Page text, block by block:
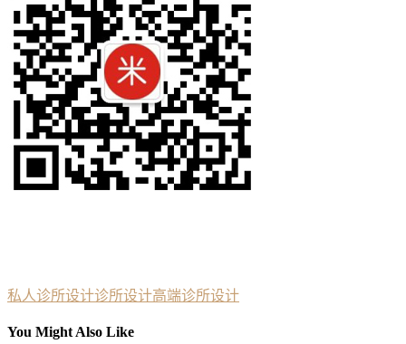
私人诊所设计诊所设计高端诊所设计
You Might Also Like